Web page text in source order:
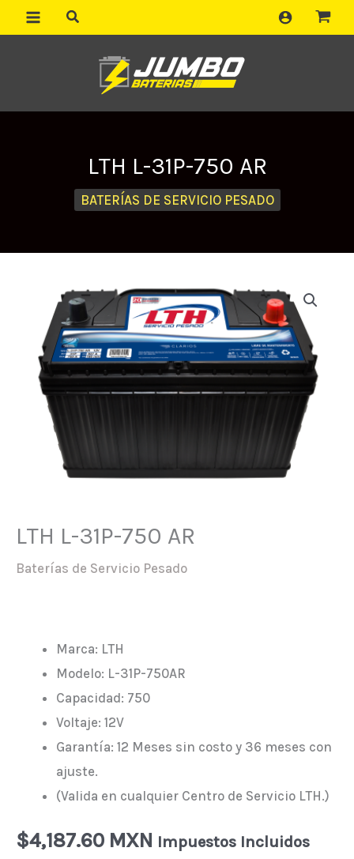
al
LTH L-31P-750 AR
BATERÍAS DE SERVICIO PESADO
LTH L-31P-750 AR
Baterías de Servicio Pesado
Marca: LTH
Modelo: L-31P-750AR
Capacidad: 750
Voltaje: 12V
Garantía: 12 Meses sin costo y 36 meses con
ajuste.
(Valida en cualquier Centro de Servicio LTH.)
$4,187.60 MXN Impuestos Incluidos